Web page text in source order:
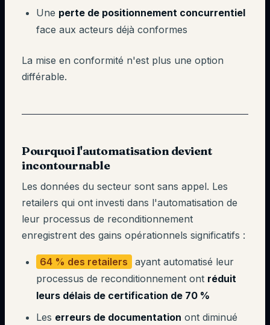
Une perte de positionnement concurrentiel
face aux acteurs déjà conformes
La mise en conformité n'est plus une option
différable.
Pourquoi l'automatisation devient
incontournable
Les données du secteur sont sans appel. Les
retailers qui ont investi dans l'automatisation de
leur processus de reconditionnement
enregistrent des gains opérationnels significatifs :
64 % des retailers
ayant automatisé leur
processus de reconditionnement ont réduit
leurs délais de certification de 70 %
Les erreurs de documentation ont diminué